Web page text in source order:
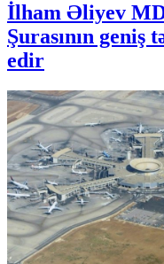
İlham Əliyev
Şurasının geniş
edir